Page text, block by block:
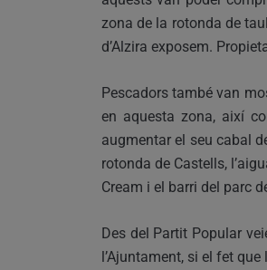
zona de la rotonda de
d’Alzira exposem.
Pescadors també van
en aquesta zona, així
augmentar el seu cabal
rotonda de Castells,
Cream i el barri del parc
Des del Partit Popular
l’Ajuntament, si el fet